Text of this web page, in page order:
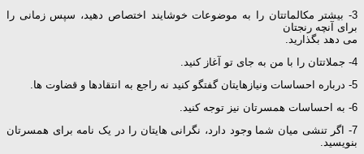
3- بیشتر مکالماتتان را به موضوعات خوشایند اختصاص دهید، سپس زمانی را
برای آنچه رنجتان
می دهد بگذارید.
4- جملاتتان را با من به جای تو آغاز کنید.
5- درباره احساسات ونیازهایتان گفتگو کنید نه راجع به انتقادها و قضاوت ها.
6- به احساسات همسرتان نیز توجه کنید.
7- اگر تنشی میان شما وجود دارد، نگرانی هایتان را در یک نامه برای همسرتان
بنویسید.